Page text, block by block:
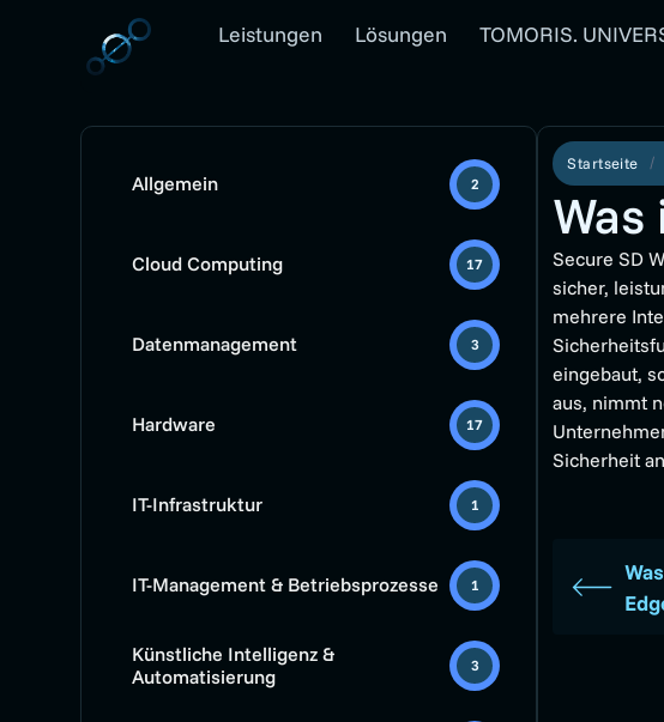
Leistungen Lösungen TOMORIS.
Allgemein 2
Cloud Computing 17
Datenmanagement 3
Hardware 17
IT-Infrastruktur 1
IT-Management & Betriebsprozesse 1
Künstliche Intelligenz &
Automatisierung
3
Startseite
Was
Secure SD
sicher,
mehrere
eingebaut,
aus, nimmt
Sicherheit